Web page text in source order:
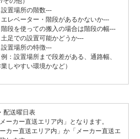
設置場所の階数---
エレベーター・階段があるかないか---
階段を使っての搬入の場合は階段の幅---
土足での設置可能かどうか---
設置場所の特徴---
例：設置場所まで段差がある、通路幅、
しやすい環境かなど）
配送曜日表
ーカー直送エリア内」となります。
カー直送エリア内」か「メーカー直送エ